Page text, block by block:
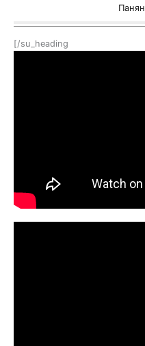
[/su_heading